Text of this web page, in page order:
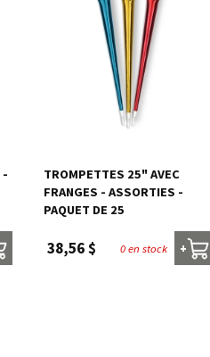
-
TROMPETTES 25" AVEC
FRANGES - ASSORTIES -
PAQUET DE 25
38,56 $ 0 en stock +